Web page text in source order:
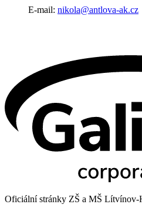
E-mail: nikola@antlova-ak.cz
Oficiální stránky ZŠ a MŠ